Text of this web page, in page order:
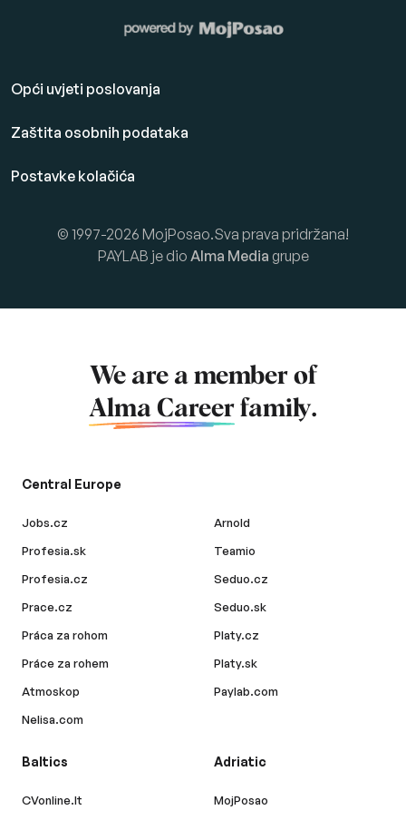
Opći uvjeti poslovanja
Zaštita osobnih podataka
Postavke kolačića
© 1997-2026 MojPosao.Sva prava pridržana!
PAYLAB je dio Alma Media grupe
We are a member of
Alma Career family.
Central Europe
Jobs.cz
Profesia.sk
Profesia.cz
Prace.cz
Práca za rohom
Práce za rohem
Atmoskop
Nelisa.com
Arnold
Teamio
Seduo.cz
Seduo.sk
Platy.cz
Platy.sk
Paylab.com
Baltics
CVonline.lt
Adriatic
MojPosao